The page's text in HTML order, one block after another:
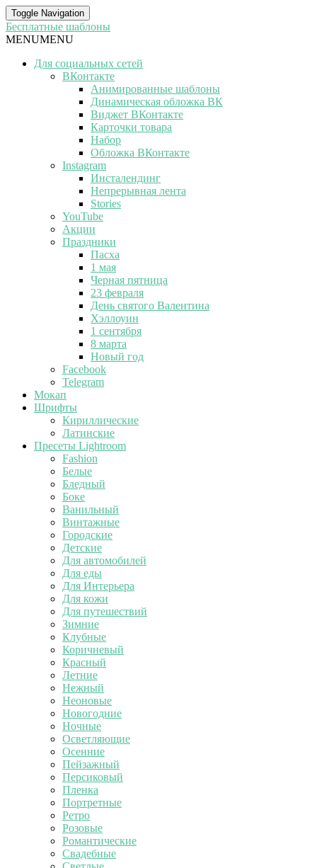
Toggle Navigation
Бесплатные шаблоны
MENUMENU
Для социальных сетей
ВКонтакте
Анимированные шаблоны
Динамическая обложка ВК
Виджет ВКонтакте
Карточки товара
Набор
Обложка ВКонтакте
Instagram
Инсталендинг
Непрерывная лента
Stories
YouTube
Акции
Праздники
Пасха
1 мая
Черная пятница
23 февраля
День святого Валентина
Хэллоуин
1 сентября
8 марта
Новый год
Facebook
Telegram
Мокап
Шрифты
Кириллические
Латинские
Пресеты Lightroom
Fashion
Белые
Бледный
Боке
Ванильный
Винтажные
Городские
Детские
Для автомобилей
Для еды
Для Интерьера
Для кожи
Для путешествий
Зимние
Клубные
Коричневый
Красный
Летние
Нежный
Неоновые
Новогодние
Ночные
Осветляющие
Осенние
Пейзажный
Персиковый
Пленка
Портретные
Ретро
Розовые
Романтические
Свадебные